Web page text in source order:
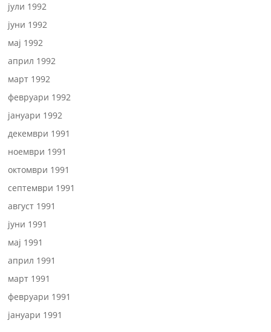
јули 1992
јуни 1992
мај 1992
април 1992
март 1992
февруари 1992
јануари 1992
декември 1991
ноември 1991
октомври 1991
септември 1991
август 1991
јуни 1991
мај 1991
април 1991
март 1991
февруари 1991
јануари 1991